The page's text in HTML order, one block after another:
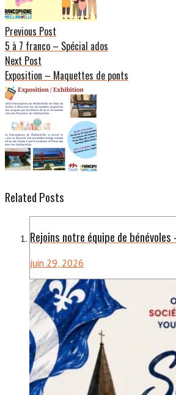
Previous Post
5 à 7 franco – Spécial ados
Next Post
Exposition – Maquettes de ponts
Related Posts
Rejoins notre équipe de
juin 29, 2026